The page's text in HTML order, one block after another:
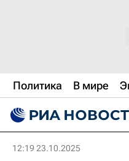
Политика В мире
12:19 23.10.2025